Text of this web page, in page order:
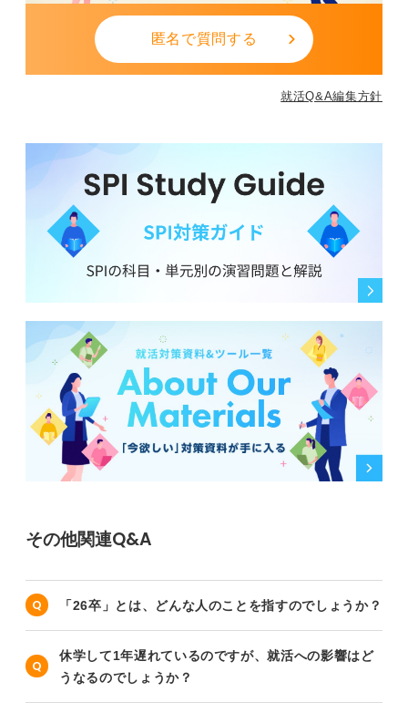
匿名で質問する
就活Q&A編集方針
その他関連Q&A
「26卒」とは、どんな人のことを指すのでしょうか？
休学して1年遅れているのですが、就活への影響はど
うなるのでしょうか？